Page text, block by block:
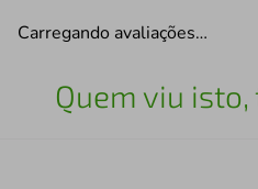
Carregando avaliações…
Quem viu